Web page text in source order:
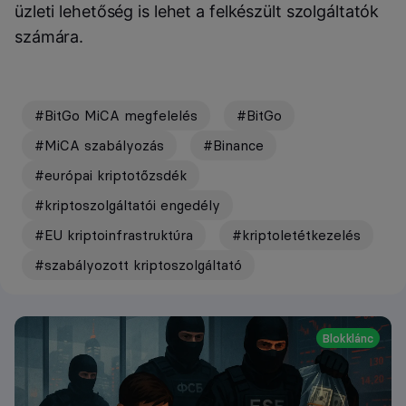
üzleti lehetőség is lehet a felkészült szolgáltatók
számára.
#BitGo MiCA megfelelés
#BitGo
#MiCA szabályozás
#Binance
#európai kriptotőzsdék
#kriptoszolgáltatói engedély
#EU kriptoinfrastruktúra
#kriptoletétkezelés
#szabályozott kriptoszolgáltató
Blokklánc